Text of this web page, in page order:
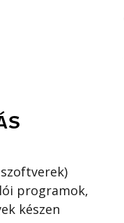
programok,
készen